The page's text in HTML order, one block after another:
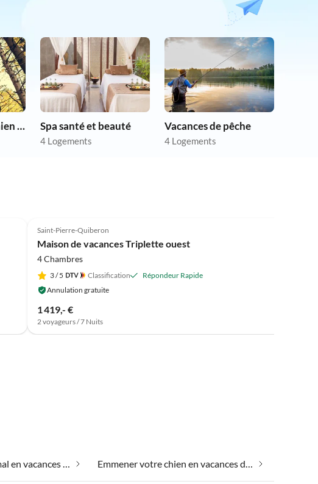
Emmener votre chien en vacances Spa santé et beauté
4 Logements
Vacances de pêche
4 Logements
Saint-Pierre-Quiberon
Maison de vacances Triplette ouest
4 Chambres
3/ 5 Classification
Répondeur Rapide
Annulation gratuite
1 419,- €
2 voyageurs / 7 Nuits
Emmener votre animal en vacances dans Saint-Pierre-Quiberon Emmener votre chien en vacances dans Saint-Pierre-Quiberon